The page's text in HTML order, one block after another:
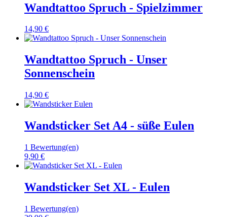
Wandtattoo Spruch - Spielzimmer
14,90 €
Wandtattoo Spruch - Unser
Sonnenschein
14,90 €
Wandsticker Set A4 - süße Eulen
1 Bewertung(en)
9,90 €
Wandsticker Set XL - Eulen
1 Bewertung(en)